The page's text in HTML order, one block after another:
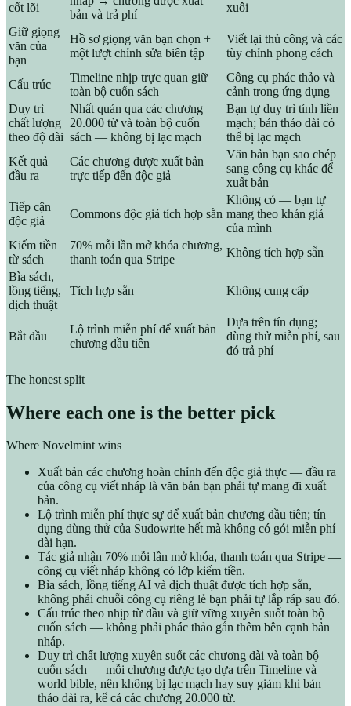
cốt lõi
bản và trả phí
xuôi
Giữ giọng
văn của
bạn
Hồ sơ giọng văn bạn chọn +
một lượt chỉnh sửa biên tập
Viết lại thủ công và các
tùy chỉnh phong cách
Cấu trúc
Timeline nhịp trực quan giữ
toàn bộ cuốn sách
Công cụ phác thảo và
cảnh trong ứng dụng
Duy trì
chất lượng
theo độ dài
Nhất quán qua các chương
20.000 từ và toàn bộ cuốn
sách — không bị lạc mạch
Bạn tự duy trì tính liền
mạch; bản thảo dài có
thể bị lạc mạch
Kết quả
đầu ra
Các chương được xuất bản
trực tiếp đến độc giả
Văn bản bạn sao chép
sang công cụ khác để
xuất bản
Tiếp cận
độc giả
Commons độc giả tích hợp sẵn
Không có — bạn tự
mang theo khán giả
của mình
Kiếm tiền
từ sách
70% mỗi lần mở khóa chương,
thanh toán qua Stripe
Không tích hợp sẵn
Bìa sách,
lồng tiếng,
dịch thuật
Tích hợp sẵn Không cung cấp
Bắt đầu
Lộ trình miễn phí để xuất bản
chương đầu tiên
Dựa trên tín dụng;
dùng thử miễn phí, sau
đó trả phí
The honest split
Where each one is the better pick
Where Novelmint wins
Xuất bản các chương hoàn chỉnh đến độc giả thực — đầu ra
của công cụ viết nháp là văn bản bạn phải tự mang đi xuất
bản.
Lộ trình miễn phí thực sự để xuất bản chương đầu tiên; tín
dụng dùng thử của Sudowrite hết mà không có gói miễn phí
dài hạn.
Tác giả nhận 70% mỗi lần mở khóa, thanh toán qua Stripe —
công cụ viết nháp không có lớp kiếm tiền.
Bìa sách, lồng tiếng AI và dịch thuật được tích hợp sẵn,
không phải chuỗi công cụ riêng lẻ bạn phải tự lắp ráp sau đó.
Cấu trúc theo nhịp từ đầu và giữ vững xuyên suốt toàn bộ
cuốn sách — không phải phác thảo gắn thêm bên cạnh bản
nháp.
Duy trì chất lượng xuyên suốt các chương dài và toàn bộ
cuốn sách — mỗi chương được tạo dựa trên Timeline và
world bible, nên không bị lạc mạch hay suy giảm khi bản
thảo dài ra, kể cả các chương 20.000 từ.